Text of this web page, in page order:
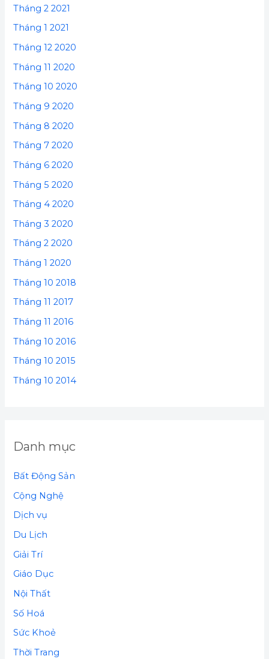
Tháng 2 2021
Tháng 1 2021
Tháng 12 2020
Tháng 11 2020
Tháng 10 2020
Tháng 9 2020
Tháng 8 2020
Tháng 7 2020
Tháng 6 2020
Tháng 5 2020
Tháng 4 2020
Tháng 3 2020
Tháng 2 2020
Tháng 1 2020
Tháng 10 2018
Tháng 11 2017
Tháng 11 2016
Tháng 10 2016
Tháng 10 2015
Tháng 10 2014
Danh mục
Bất Động Sản
Cộng Nghệ
Dịch vụ
Du Lịch
Giải Trí
Giáo Dục
Nội Thất
Số Hoá
Sức Khoẻ
Thời Trang